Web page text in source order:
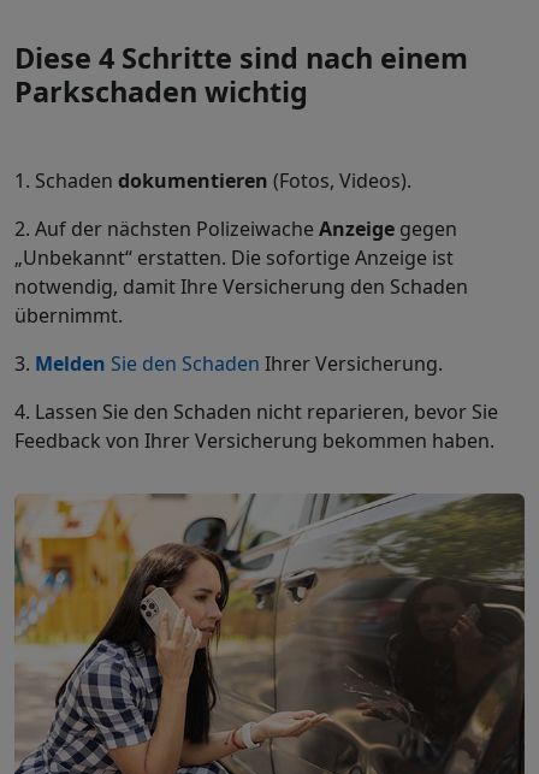
Diese 4 Schritte sind nach einem
Parkschaden wichtig
1. Schaden dokumentieren (Fotos, Videos).
2. Auf der nächsten Polizeiwache Anzeige gegen
„Unbekannt“ erstatten. Die sofortige Anzeige ist
notwendig, damit Ihre Versicherung den Schaden
übernimmt.
3. Melden Sie den Schaden Ihrer Versicherung.
4. Lassen Sie den Schaden nicht reparieren, bevor Sie
Feedback von Ihrer Versicherung bekommen haben.